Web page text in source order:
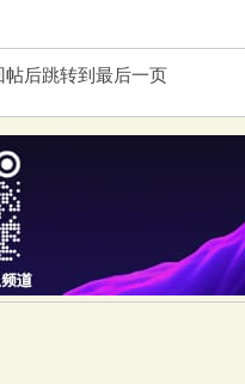
帖后跳转到最后一页